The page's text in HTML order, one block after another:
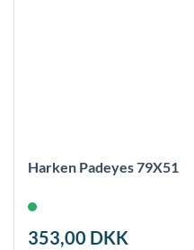
Harken Padeyes 79X51
353,00 DKK